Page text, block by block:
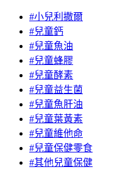
#小兒利撒爾
#兒童鈣
#兒童魚油
#兒童蜂膠
#兒童酵素
#兒童益生菌
#兒童魚肝油
#兒童葉黃素
#兒童維他命
#兒童保健零食
#其他兒童保健